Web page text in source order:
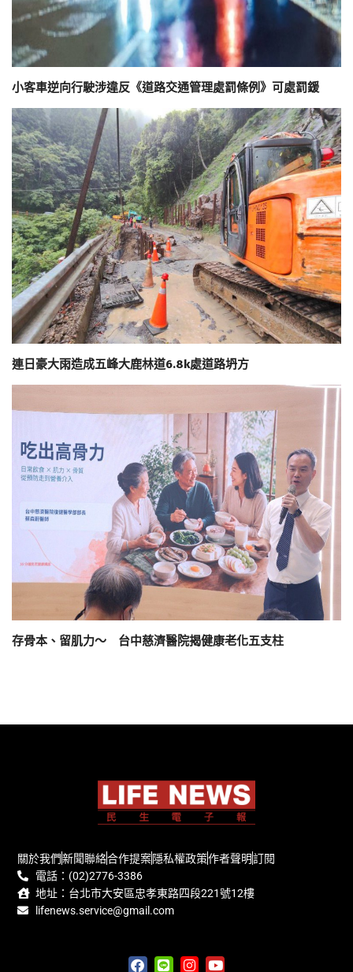
小客車逆向行駛涉違反《道路交通管理處罰條例》可處罰鍰
連日豪大雨造成五峰大鹿林道6.8k處道路坍方
存骨本、留肌力～ 台中慈濟醫院揭健康老化五支柱
關於我們新聞聯絡合作提案隱私權政策作者聲明訂閱
電話：(02)2776-3386
地址：台北市大安區忠孝東路四段221號12樓
lifenews.service@gmail.com